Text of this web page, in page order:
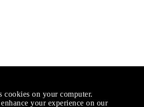
cookies on your computer.
your experience on our